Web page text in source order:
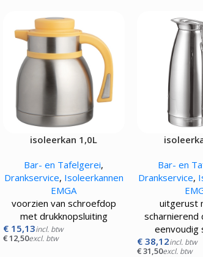
isoleerkan 1,0L
Bar- en Tafelgerei,
Drankservice, Isoleerkannen
EMGA
voorzien van schroefdop
met drukknopsluiting
€15,13incl. btw
€12,50excl. btw
Bar- en
Drankservice,
uitgerust
scharnierend
eenvoudig
€38,12incl. btw
€31,50excl. btw